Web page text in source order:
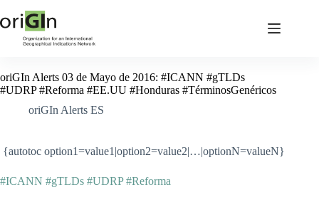
oriGIn Alerts 03 de Mayo de 2016: #ICANN #gTLDs
#UDRP #Reforma #EE.UU #Honduras #TérminosGenéricos
oriGIn Alerts ES
{autotoc option1=value1|option2=value2|…|optionN=valueN}
#ICANN #gTLDs #UDRP #Reforma